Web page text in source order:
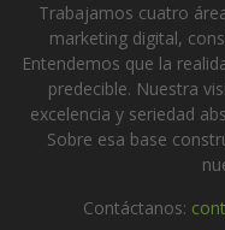
Trabajamos cuatro
marketing digital,
Entendemos que la
predecible. Nuestra
excelencia y seriedad
Sobre esa base
Contáctanos: